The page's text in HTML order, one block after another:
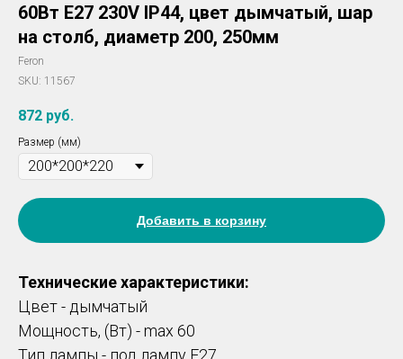
60Вт E27 230V IP44, цвет дымчатый, шар
на столб, диаметр 200, 250мм
Feron
SKU: 11567
872 руб.
Размер (мм)
Добавить в корзину
Технические характеристики:
Цвет - дымчатый
Мощность, (Вт) - max 60
Тип лампы - под лампу Е27